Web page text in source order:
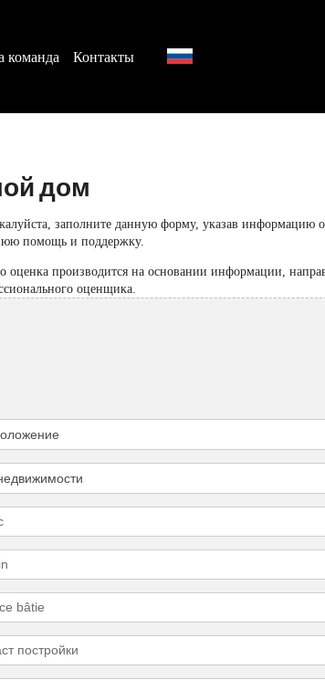
команда Контакты
дом
заполните данную форму, указав информацию
помощь и поддержку.
оценка производится на основании информации,
оценщика.